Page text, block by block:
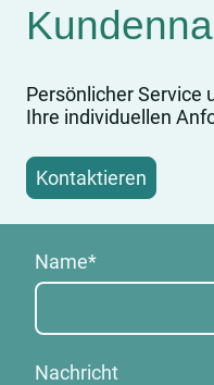
Persönlicher Service
Ihre individuellen
Kontaktieren
Name*
Nachricht